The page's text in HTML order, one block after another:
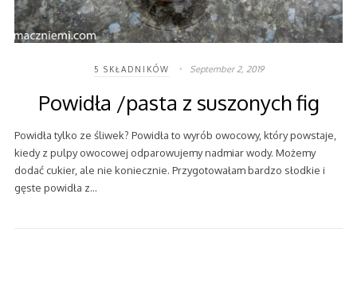
5 SKŁADNIKÓW September 2, 2019
Powidła /pasta z suszonych fig
Powidła tylko ze śliwek? Powidła to wyrób owocowy, który powstaje,
kiedy z pulpy owocowej odparowujemy nadmiar wody. Możemy
dodać cukier, ale nie koniecznie. Przygotowałam bardzo słodkie i
gęste powidła z…